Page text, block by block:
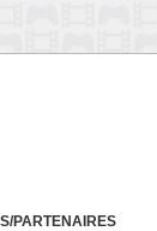
PARTENAIRES